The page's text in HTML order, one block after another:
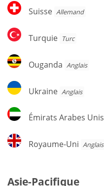
Suisse
Suisse Allemand
Turquie
Turquie Turc
Ouganda
Ouganda Anglais
Ukraine
Ukraine Anglais
Émirats
Arabes
Émirats Arabes Unis
Royaume-
Uni
Royaume-Uni Anglais
Asie-Pacifique